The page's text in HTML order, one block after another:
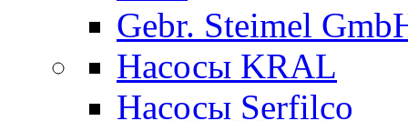
Gebr. Steimel
Насосы KRAL
Насосы Serfilco